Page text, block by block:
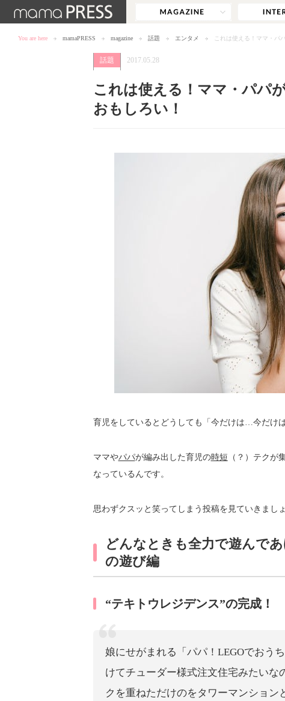
You are here mamaPRESS magazine 話題 エンタメ これは使える！ママ・パ
話題 2017.05.28
これは使える！ママ・パパ
おもしろい！
育児をしているとどうしても「今だけは…今だけ
ママやパパが編み出した育児の時短 （？）テクが
なっているんです。
思わずクスッと笑ってしまう投稿を見ていきまし
どんなときも全力で遊んで
の遊び編
“テキトウレジデンス”の完成！
娘にせがまれる「パパ！LEGOでおう
けてチューダー様式注文住宅みたいな
クを重ねただけのをタワーマンション